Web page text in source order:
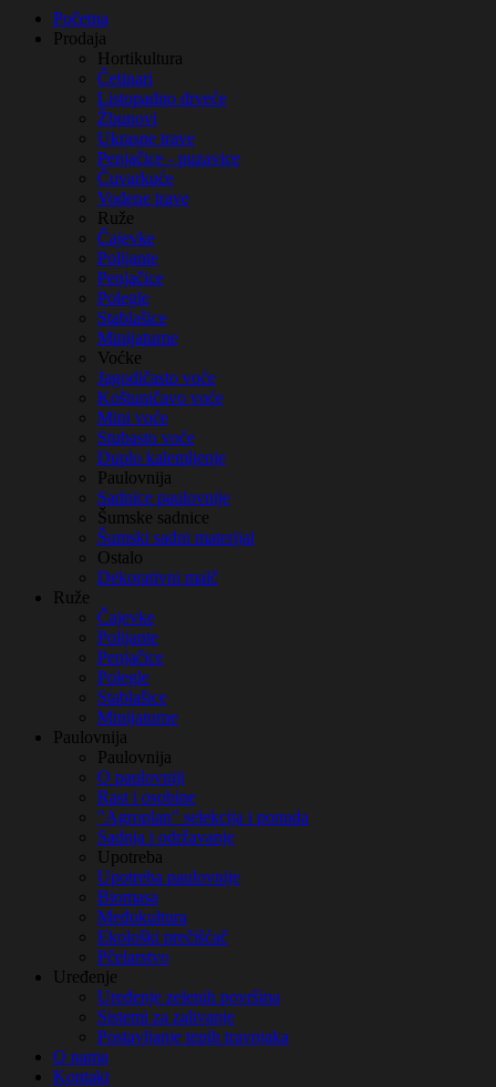
Početna
Prodaja
Hortikultura
Četinari
Listopadno drveće
Žbunovi
Ukrasne trave
Penjačice - puzavice
Čuvarkuće
Vodene trave
Ruže
Čajevke
Polijante
Penjačice
Polegle
Stablašice
Minijaturne
Voćke
Jagodičasto voće
Koštuničavo voće
Mini voće
Stubasto voće
Duplo kalemljenje
Paulovnija
Sadnice paulovnije
Šumske sadnice
Šumski sadni materijal
Ostalo
Dekorativni malč
Ruže
Čajevke
Polijante
Penjačice
Polegle
Stablašice
Minijaturne
Paulovnija
Paulovnija
O paulovniji
Rast i osobine
"Agroplan" selekcija i ponuda
Sadnja i održavanje
Upotreba
Upotreba paulovnije
Biomasa
Međukultura
Ekološki prečišćač
Pčelarstvo
Uređenje
Uređenje zelenih površina
Sistemi za zalivanje
Postavljanje tepih travnjaka
O nama
Kontakt